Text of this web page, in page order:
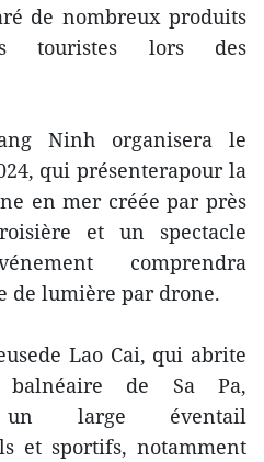
de nombreux produits
touristes lors des
Ninh organisera le
qui présenterapour la
en mer créée par près
et un spectacle
comprendra
de lumière par drone.
Lao Cai, qui abrite
de Sa Pa,
un large éventail
et sportifs, notamment